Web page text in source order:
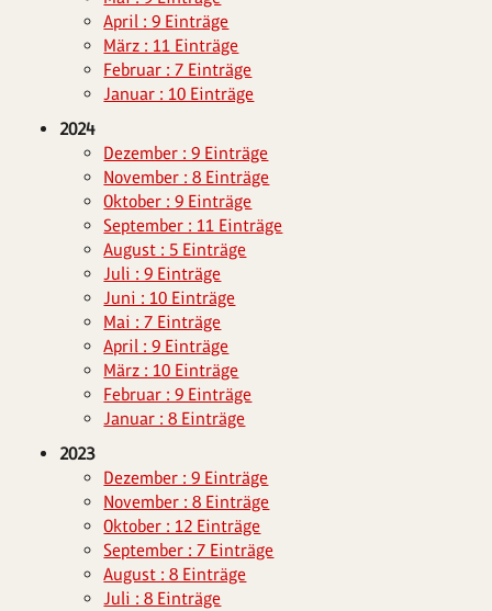
April : 9 Einträge
März : 11 Einträge
Februar : 7 Einträge
Januar : 10 Einträge
2024
Dezember : 9 Einträge
November : 8 Einträge
Oktober : 9 Einträge
September : 11 Einträge
August : 5 Einträge
Juli : 9 Einträge
Juni : 10 Einträge
Mai : 7 Einträge
April : 9 Einträge
März : 10 Einträge
Februar : 9 Einträge
Januar : 8 Einträge
2023
Dezember : 9 Einträge
November : 8 Einträge
Oktober : 12 Einträge
September : 7 Einträge
August : 8 Einträge
Juli : 8 Einträge